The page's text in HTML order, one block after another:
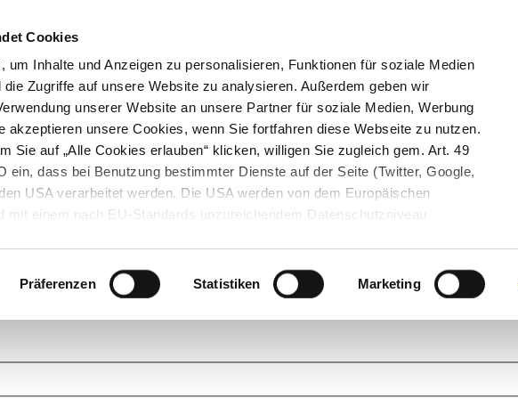
Cookies
um Inhalte und Anzeigen zu personalisieren, Funktionen für soziale Medien
Zugriffe auf unsere Website zu analysieren. Außerdem geben wir
unserer Website an unsere Partner für soziale Medien, Werbung
akzeptieren unsere Cookies, wenn Sie fortfahren diese Webseite zu nutzen.
Sie auf „Alle Cookies erlauben“ klicken, willigen Sie zugleich gem. Art. 49
ein, dass bei Benutzung bestimmter Dienste auf der Seite (Twitter, Google,
USA verarbeitet werden. Die USA werden von dem Europäischen
mit einem nach EU-Standards unzureichendem Datenschutzniveau
Präferenzen Statistiken Marketing
Stellen Sie Ihre Fragen und helfen Sie mit Ihrem Wissen anderen weiter.